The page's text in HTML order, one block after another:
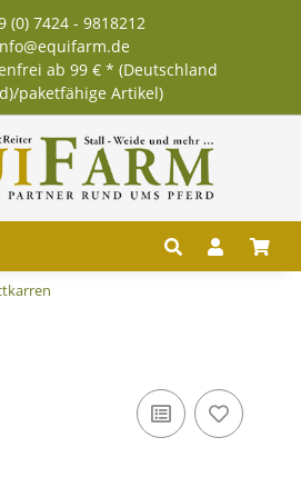
(0) 7424 - 9818212
ab 99 € * (Deutschland
paketfähige Artikel)